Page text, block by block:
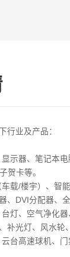
行业及产品：
示器、笔记本
贺卡等。
车载/楼宇）、智
、DVI分配器、
灯、空气净化
补光灯、风水轮
台高速球机、